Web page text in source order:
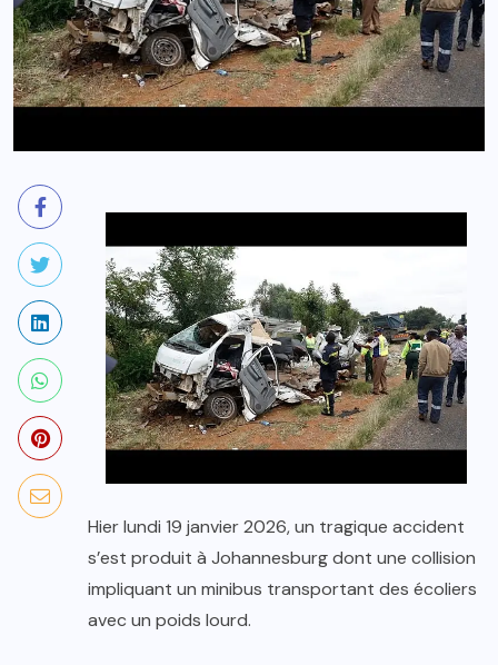
Hier lundi 19 janvier 2026, un tragique accident
s’est produit à Johannesburg dont une collision
impliquant un minibus transportant des écoliers
avec un poids lourd.